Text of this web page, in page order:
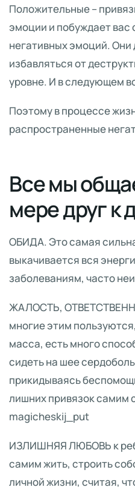
Положительные –
эмоции и побуждает
негативных эмоций.
избавляться от
уровне. И в следующем
Поэтому в процессе
распространенные
Все мы
мере друг к
ОБИДА. Это самая
выкачивается вся
заболеваниям, часто
ЖАЛОСТЬ,
многие этим
масса, есть много
сидеть на шее
прикидываясь
лишних привязок самим
magicheskij_put
ИЗЛИШНЯЯ ЛЮБОВЬ к
самим жить, строить
личной жизни, считая,